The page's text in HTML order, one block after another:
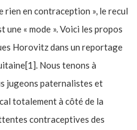
rien en contraception », le recul
une « mode ». Voici les propos
Horovitz dans un reportage
Nous tenons à
jugeons paternalistes et
totalement à côté de la
contraceptives des